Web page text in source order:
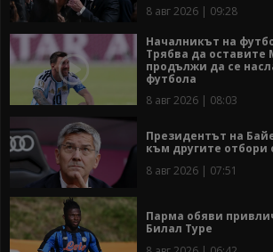
8 авг 2026 | 09:28
Началникът на
Трябва да оставите
продължи да се
футбола
8 авг 2026 | 08:03
Президентът на
към другите отбори
8 авг 2026 | 07:51
Парма обяви
Билал Туре